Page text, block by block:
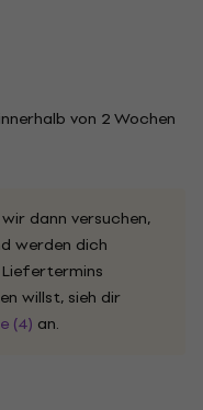
von 2 Wochen
dann versuchen,
werden dich
willst, sieh dir
(4) an.